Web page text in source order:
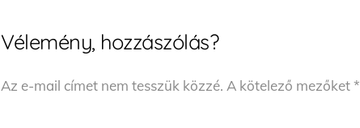
Vélemény, hozzászólás?
Az e-mail címet nem tesszük közzé. A kötelező mezőket*